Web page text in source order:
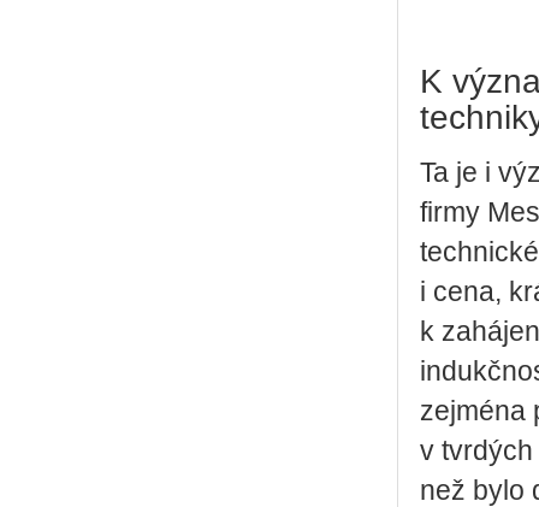
K
Ta je i
firmy
i cena,
k
zejména
v
než bylo